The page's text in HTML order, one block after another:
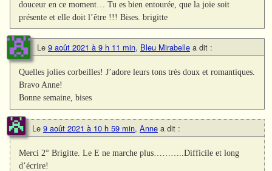
douceur en ce moment… Tu es bien entourée, que la joie soit
présente et elle doit l’être !!! Bises. brigitte
Le 9 août 2021 à 9 h 11 min, Bleu Mirabelle a dit :
Quelles jolies corbeilles! J’adore leurs tons très doux et romantiques.
Bravo Anne!
Bonne semaine, bises
Le 9 août 2021 à 10 h 59 min, Anne a dit :
Merci 2° Brigitte. Le E ne marche plus………..Difficile et long
d’écrire!